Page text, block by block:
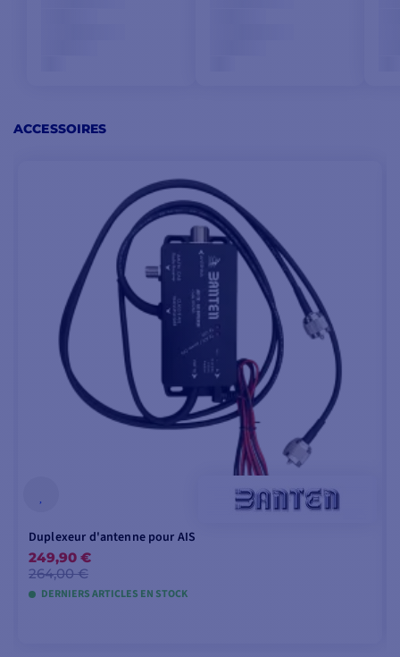
ACCESSOIRES
Duplexeur d'antenne pour AIS
249,90 €
264,00 €
DERNIERS ARTICLES EN STOCK